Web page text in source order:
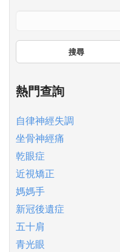
搜尋
熱門查詢
自律神經失調
坐骨神經痛
乾眼症
近視矯正
媽媽手
新冠後遺症
五十肩
青光眼